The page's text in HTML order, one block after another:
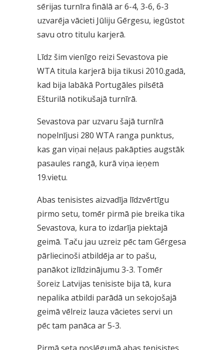
sērijas turnīra finālā ar 6-4, 3-6, 6-3
uzvarēja vācieti Jūliju Gērgesu, iegūstot
savu otro titulu karjerā.
Līdz šim vienīgo reizi Sevastova pie
WTA titula karjerā bija tikusi 2010.gadā,
kad bija labākā Portugāles pilsētā
Ešturilā notikušajā turnīrā.
Sevastova par uzvaru šajā turnīrā
nopelnījusi 280 WTA ranga punktus,
kas gan viņai neļaus pakāpties augstāk
pasaules rangā, kurā viņa ieņem
19.vietu.
Abas tenisistes aizvadīja līdzvērtīgu
pirmo setu, tomēr pirmā pie breika tika
Sevastova, kura to izdarīja piektajā
geimā. Taču jau uzreiz pēc tam Gērgesa
pārliecinoši atbildēja ar to pašu,
panākot izlīdzinājumu 3-3. Tomēr
šoreiz Latvijas tenisiste bija tā, kura
nepalika atbildi parādā un sekojošajā
geimā vēlreiz lauza vācietes servi un
pēc tam panāca ar 5-3.